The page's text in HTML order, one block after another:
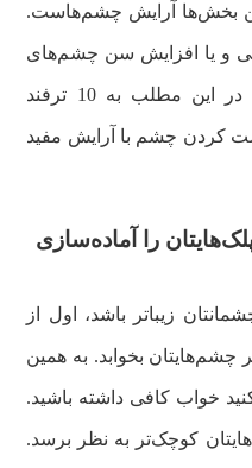
بخش‌ها آرایش چشم‌هاست.
و یا افزایش سن چشم‌های
ریزتری به نسبت سایرین دارند. در این مطلب به 10 ترفند
کردن چشم با آرایش مفید
را آماده‌سازی
زیباتر باشد، اول از
بخوابد. به همین
خواب کافی داشته باشید.
کوچک‌تر به نظر برسد.